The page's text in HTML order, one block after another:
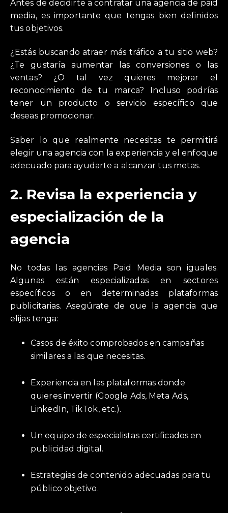
Antes de decidirte a contratar una agencia de paid
media, es importante que tengas bien definidos
tus objetivos.
¿Estás buscando atraer más tráfico a tu sitio web?
¿Te gustaría aumentar las conversiones o las
ventas? ¿O tal vez quieres mejorar el
reconocimiento de tu marca? Incluso podrías
tener un producto o servicio específico que
deseas promocionar.
Saber lo que realmente necesitas te permitirá
elegir una agencia con la experiencia y el enfoque
adecuado para ayudarte a alcanzar tus metas.
2. Revisa la experiencia y
especialización de la
agencia
No todas las agencias Paid Media son iguales.
Algunas están especializadas en sectores
específicos o en determinadas plataformas
publicitarias. Asegúrate de que la agencia que
elijas tenga:
Casos de éxito comprobados en campañas
similares a las que necesitas.
Experiencia en las plataformas donde
quieres invertir (Google Ads, Meta Ads,
LinkedIn, TikTok, etc.).
Un equipo de especialistas certificados en
publicidad digital.
Estrategias de contenido adecuadas para tu
público objetivo.